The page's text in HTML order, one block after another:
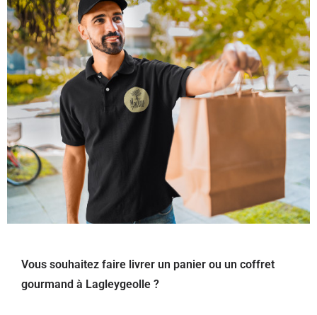
Vous souhaitez faire livrer un panier ou un coffret
gourmand à Lagleygeolle ?